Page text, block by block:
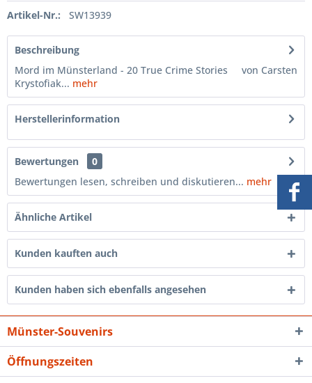
Artikel-Nr.: SW13939
Beschreibung
Mord im Münsterland - 20 True Crime Stories von Carsten
Krystofiak... mehr
Herstellerinformation
Bewertungen
0
Bewertungen lesen, schreiben und diskutieren... mehr
Ähnliche Artikel
Kunden kauften auch
Kunden haben sich ebenfalls angesehen
Münster-Souvenirs
Öffnungszeiten